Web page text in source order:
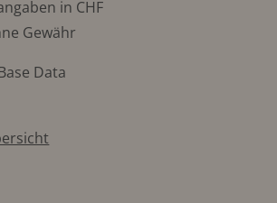
in CHF
Gewähr
Data